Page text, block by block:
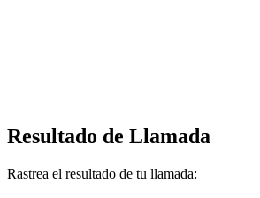
Resultado de Llamada
Rastrea el resultado de tu llamada: